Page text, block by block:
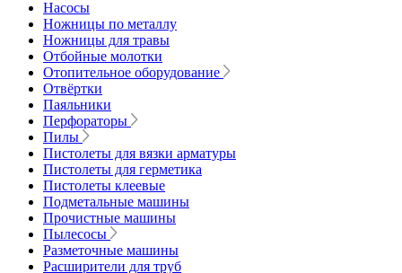
Насосы
Ножницы по металлу
Ножницы для травы
Отбойные молотки
Отопительное оборудование
Отвёртки
Паяльники
Перфораторы
Пилы
Пистолеты для вязки арматуры
Пистолеты для герметика
Пистолеты клеевые
Подметальные машины
Прочистные машины
Пылесосы
Разметочные машины
Расширители для труб